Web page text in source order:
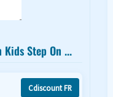
Step On ...
Cdiscount FR